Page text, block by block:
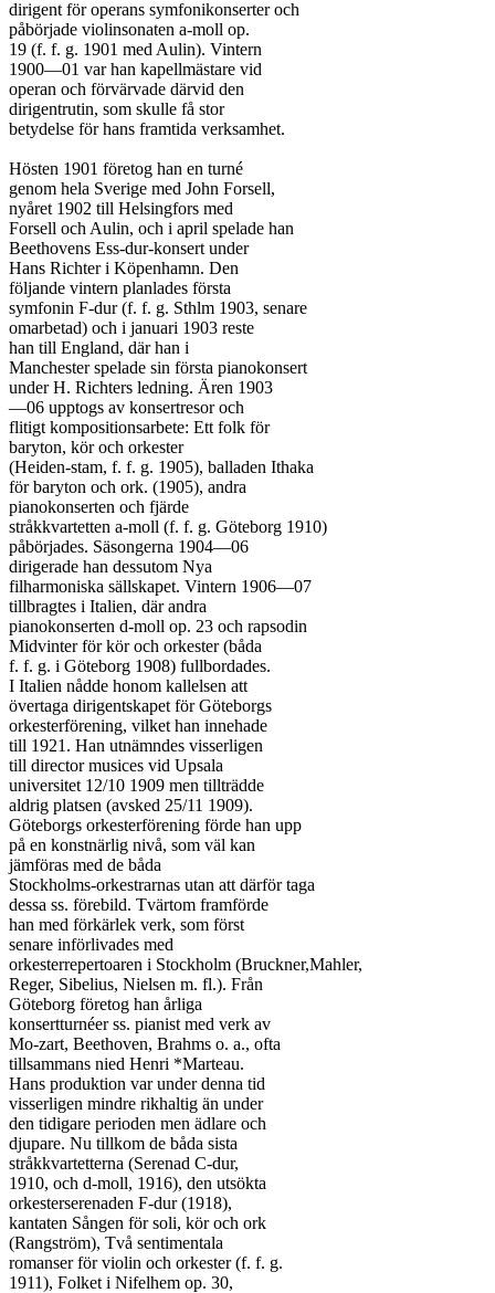
dirigent för operans symfonikonserter och
påbörjade violinsonaten a-moll op.
19 (f. f. g. 1901 med Aulin). Vintern
1900—01 var han kapellmästare vid
operan och förvärvade därvid den
dirigentrutin, som skulle få stor
betydelse för hans framtida verksamhet.
Hösten 1901 företog han en turné
genom hela Sverige med John Forsell,
nyåret 1902 till Helsingfors med
Forsell och Aulin, och i april spelade han
Beethovens Ess-dur-konsert under
Hans Richter i Köpenhamn. Den
följande vintern planlades första
symfonin F-dur (f. f. g. Sthlm 1903, senare
omarbetad) och i januari 1903 reste
han till England, där han i
Manchester spelade sin första pianokonsert
under H. Richters ledning. Ären 1903
—06 upptogs av konsertresor och
flitigt kompositionsarbete: Ett folk för
baryton, kör och orkester
(Heiden-stam, f. f. g. 1905), balladen Ithaka
för baryton och ork. (1905), andra
pianokonserten och fjärde
stråkkvartetten a-moll (f. f. g. Göteborg 1910)
påbörjades. Säsongerna 1904—06
dirigerade han dessutom Nya
filharmoniska sällskapet. Vintern 1906—07
tillbragtes i Italien, där andra
pianokonserten d-moll op. 23 och rapsodin
Midvinter för kör och orkester (båda
f. f. g. i Göteborg 1908) fullbordades.
I Italien nådde honom kallelsen att
övertaga dirigentskapet för Göteborgs
orkesterförening, vilket han innehade
till 1921. Han utnämndes visserligen
till director musices vid Upsala
universitet 12/10 1909 men tillträdde
aldrig platsen (avsked 25/11 1909).
Göteborgs orkesterförening förde han upp
på en konstnärlig nivå, som väl kan
jämföras med de båda
Stockholms-orkestrarnas utan att därför taga
dessa ss. förebild. Tvärtom framförde
han med förkärlek verk, som först
senare införlivades med
orkesterrepertoaren i Stockholm (Bruckner,Mahler,
Reger, Sibelius, Nielsen m. fl.). Från
Göteborg företog han årliga
konsertturnéer ss. pianist med verk av
Mo-zart, Beethoven, Brahms o. a., ofta
tillsammans nied Henri *Marteau.
Hans produktion var under denna tid
visserligen mindre rikhaltig än under
den tidigare perioden men ädlare och
djupare. Nu tillkom de båda sista
stråkkvartetterna (Serenad C-dur,
1910, och d-moll, 1916), den utsökta
orkesterserenaden F-dur (1918),
kantaten Sången för soli, kör och ork
(Rangström), Två sentimentala
romanser för violin och orkester (f. f. g.
1911), Folket i Nifelhem op. 30,